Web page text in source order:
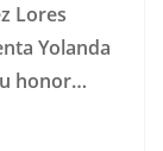
Lores
Yolanda
honor…